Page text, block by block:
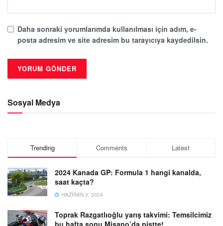
Daha sonraki yorumlarımda kullanılması için adım, e-
posta adresim ve site adresim bu tarayıcıya kaydedilsin.
Sosyal Medya
Trending Comments Latest
2024 Kanada GP: Formula 1 hangi kanalda,
saat kaçta?
HAZIRAN 3, 2024
Toprak Razgatlıoğlu yarış takvimi: Temsilcimiz
bu hafta sonu Misano’da pistte!